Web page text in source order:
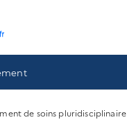
de soins pluridisciplinaire